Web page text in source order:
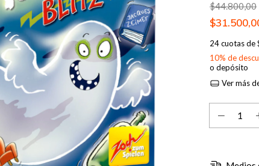
$44.800,00
24cuotas de
10% de
o depósito
Ver más